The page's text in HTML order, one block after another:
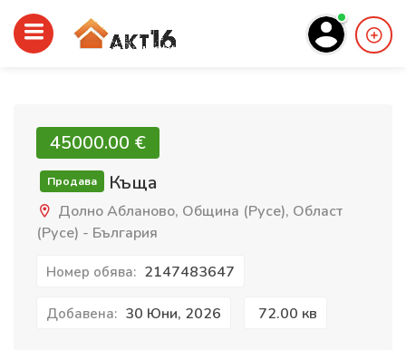
45000.00 €‎
Продава Къща
Долно Абланово, Община (Русе), Област
(Русе) - България
Номер обява: 2147483647
Добавена: 30 Юни, 2026 72.00 кв